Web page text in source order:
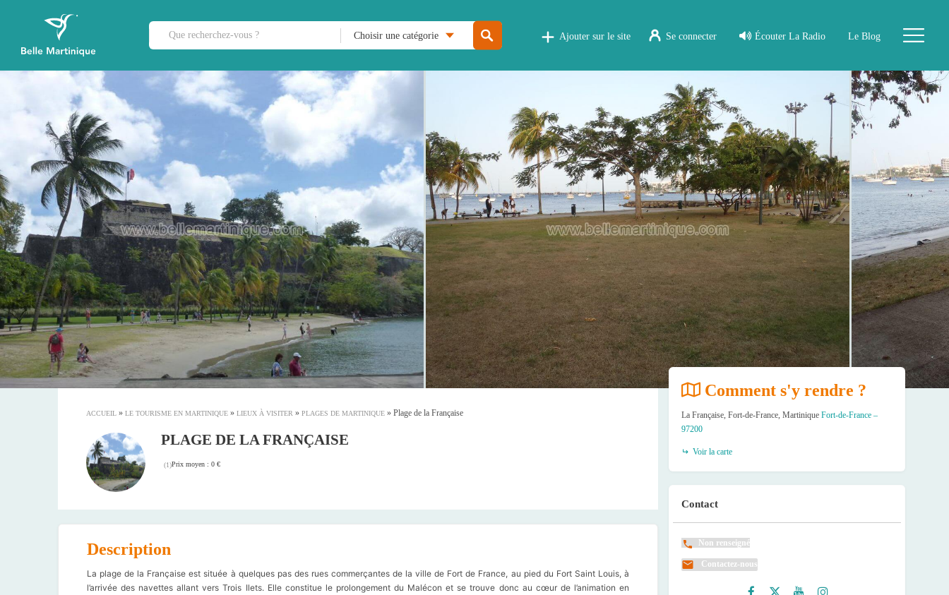
Choisir une catégorie Ajouter sur le site Se connecter Écouter La Radio Le Blog
ACCUEIL » LE TOURISME EN MARTINIQUE » LIEUX À VISITER » PLAGES DE MARTINIQUE » Plage de la Française
PLAGE DE LA FRANÇAISE
(1)Prix moyen : 0 €
Description
La plage de la Française est située à quelques pas des rues commerçantes de la ville de Fort de France, au pied du Fort Saint Louis, à
l’arrivée des navettes allant vers Trois Ilets. Elle constitue le prolongement du Malécon et se trouve donc au cœur de l’animation en
Comment s'y rendre ?
La Française, Fort-de-France, Martinique Fort-de-France –
97200
Voir la carte
Contact
Non renseigné
Contactez-nous